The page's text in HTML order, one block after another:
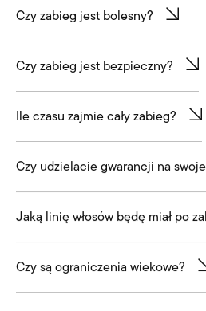
Czy zabieg jest bolesny?
Czy zabieg jest bezpieczny?
Ile czasu zajmie cały zabieg?
Czy udzielacie gwarancji na
Jaką linię włosów będę miał po
Czy są ograniczenia wiekowe?